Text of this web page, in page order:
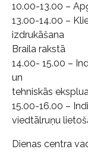
10.00-13.00 –
13.00-14.00 –
izdrukāšana
Braila rakstā
14.00- 15.00 –
un
tehniskās
15.00-16.00 –
viedtālruņu
Dienas centra